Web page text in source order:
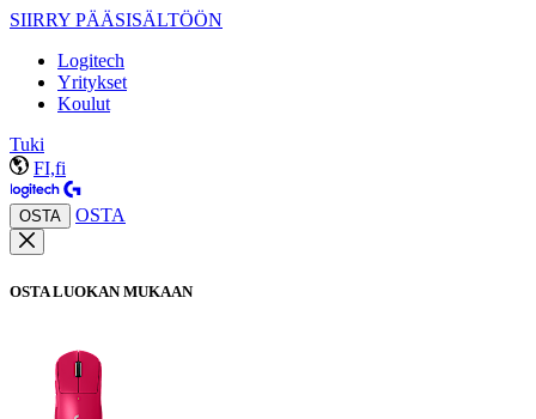
SIIRRY PÄÄSISÄLTÖÖN
Logitech
Yritykset
Koulut
Tuki
FI,fi
OSTA OSTA
OSTA LUOKAN MUKAAN